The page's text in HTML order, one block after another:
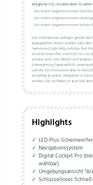
Mögliche CO₂-Kosten über 10 Jahre
- bei einem angenommenen
- bei einem angenommenen
- bei einem angenommenen hohen
Die Informationen erfolgen gemäß der
angegebenen Werte wurden nach
harmonised Light-duty vehicles Test
Ausstoß eines Pkw sind nicht nur von
sondern auch vom Fahrstil und
Erderwärmung hauptsächlich
und die CO₂-Emissionen aller in
einsehbar an jedem Verkaufsort in
werden. Der Leitfaden ist auch hier
Highlights
LED-Plus-Scheinwerfer
Navigationssystem
Digital Cockpit Pro
wählbar)
Umgebungsansicht
Schlüsselloses